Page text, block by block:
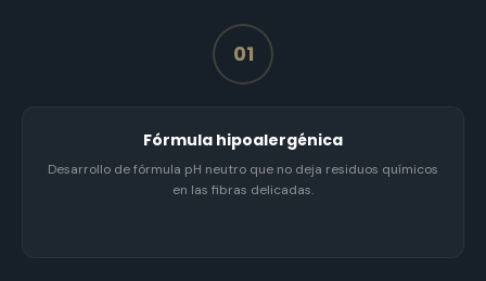
01
Fórmula hipoalergénica
Desarrollo de fórmula pH neutro que no deja residuos químicos
en las fibras delicadas.